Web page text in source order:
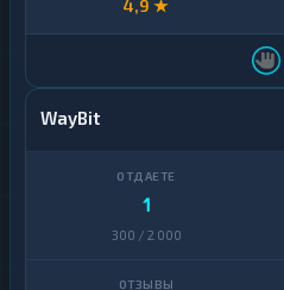
4,9 ★
WayBit
1
300 / 2 000